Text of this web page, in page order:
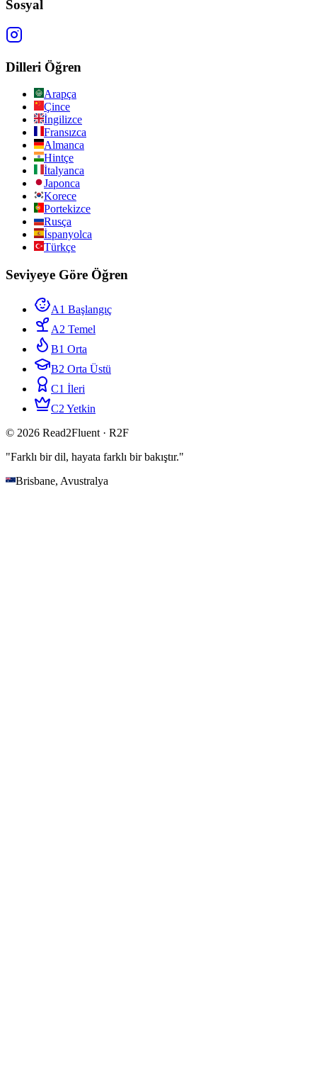
Sosyal
Dilleri Öğren
Arapça
Çince
İngilizce
Fransızca
Almanca
Hintçe
İtalyanca
Japonca
Korece
Portekizce
Rusça
İspanyolca
Türkçe
Seviyeye Göre Öğren
A1 Başlangıç
A2 Temel
B1 Orta
B2 Orta Üstü
C1 İleri
C2 Yetkin
© 2026 Read2Fluent · R2F
"Farklı bir dil, hayata farklı bir bakıştır."
Brisbane, Avustralya